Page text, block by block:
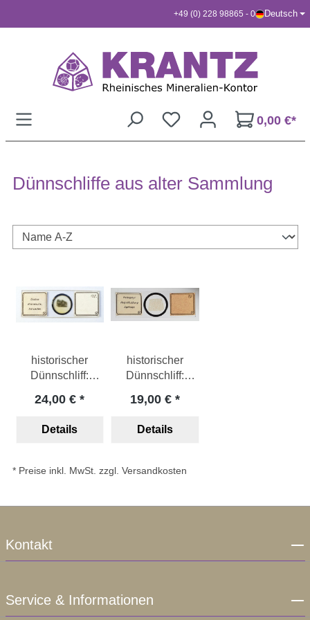
+49 (0) 228 98865 - 0 Deutsch
0,00 €*
Dünnschliffe aus alter Sammlung
historischer
Dünnschliff:
24,00 €
Details
historischer
Dünnschliff:
19,00 €
Details
* Preise inkl. MwSt. zzgl. Versandkosten
Kontakt
Service & Informationen